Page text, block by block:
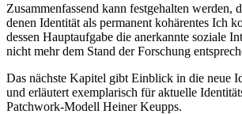
Zusammenfassend kann festgehalten werden,
denen Identität als permanent kohärentes Ich
dessen Haupt­aufgabe die anerkannte soziale
nicht mehr dem Stand der Forschung
Das nächste Kapitel gibt Einblick in die neue
und erläutert exemplarisch für aktuelle
Patchwork-Modell Heiner Keupps.